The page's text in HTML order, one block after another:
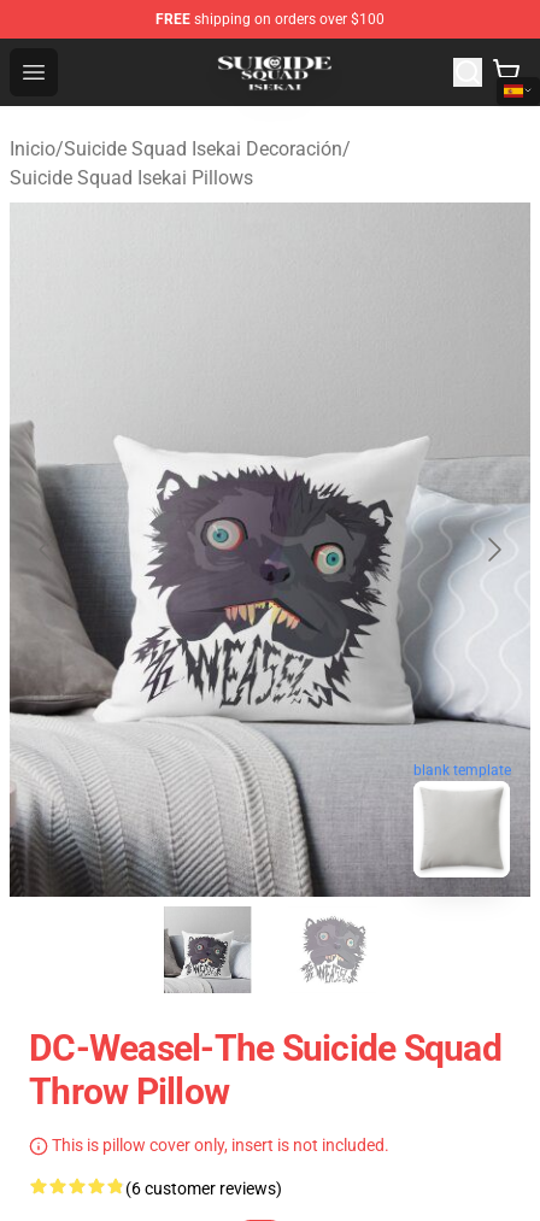
FREE shipping on orders over $100
Open menu
Suicide Squad Isekai Store - Official Suicide Squad
Inicio/Suicide Squad Isekai Decoración/
Suicide Squad Isekai Pillows
blank template
DC-Weasel-The Suicide Squad
Throw Pillow
This is pillow cover only, insert is not included.
(6 customer reviews)